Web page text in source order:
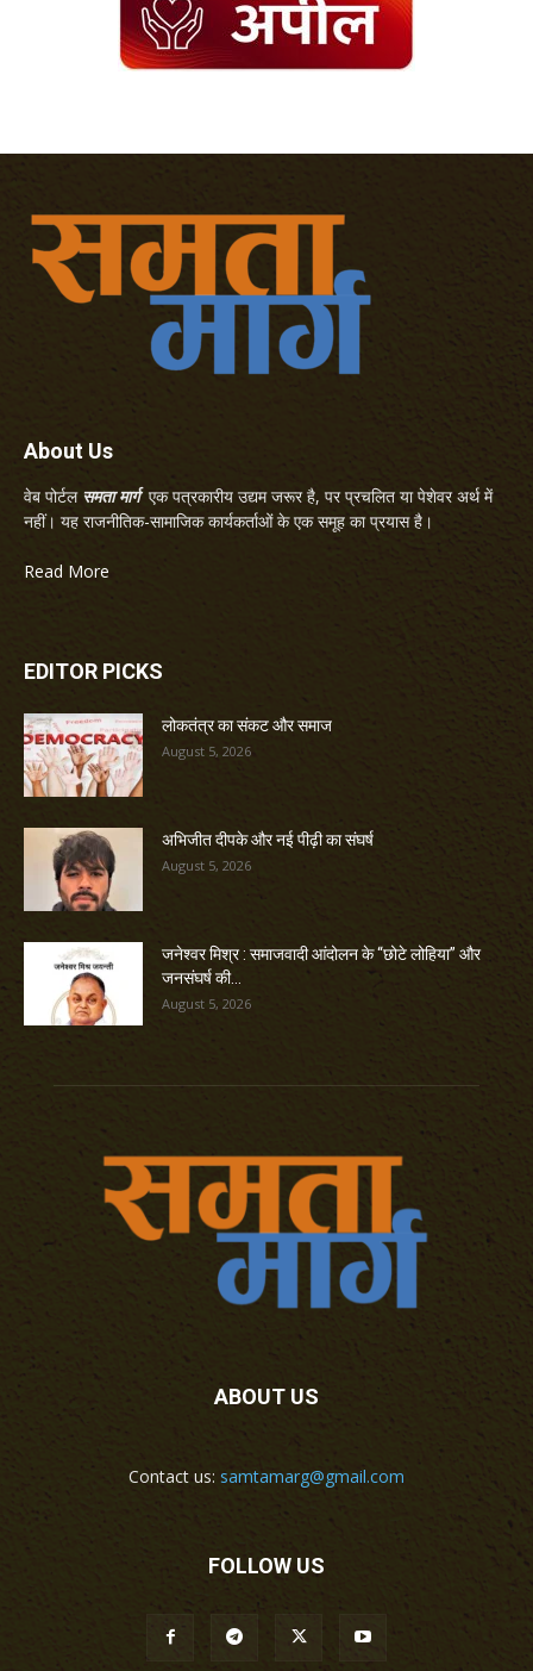
About Us
वेब पोर्टल समता मार्गएक पत्रकारीय उद्यम जरूर है, पर प्रचलित या पेशेवर अर्थ में
नहीं। यह राजनीतिक-सामाजिक कार्यकर्ताओं के एक समूह का प्रयास है।
Read More
EDITOR PICKS
लोकतंत्र का संकट और समाज
August 5, 2026
अभिजीत दीपके और नई पीढ़ी का संघर्ष
August 5, 2026
जनेश्वर मिश्र : समाजवादी आंदोलन के “छोटे लोहिया” और
जनसंघर्ष की...
August 5, 2026
ABOUT US
Contact us: samtamarg@gmail.com
FOLLOW US